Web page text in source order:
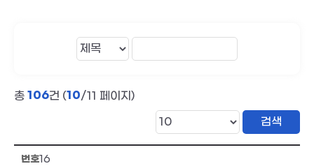
총 106건 (10/11 페이지)
16